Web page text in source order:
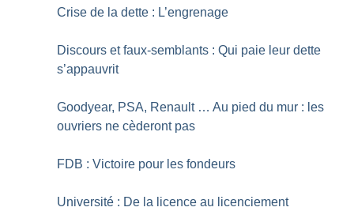
Crise de la dette : L’engrenage
Discours et faux-semblants : Qui paie leur dette
s’appauvrit
Goodyear, PSA, Renault … Au pied du mur : les
ouvriers ne cèderont pas
FDB : Victoire pour les fondeurs
Université : De la licence au licenciement